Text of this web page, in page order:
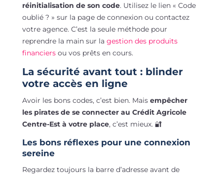
réinitialisation de son code. Utilisez le lien « Code
oublié ? » sur la page de connexion ou contactez
votre agence. C’est la seule méthode pour
reprendre la main sur la gestion des produits
financiersou vos prêts en cours.
La sécurité avant tout : blinder
votre accès en ligne
Avoir les bons codes, c’est bien. Mais empêcher
les pirates de se connecter au Crédit Agricole
Centre-Est à votre place, c’est mieux. 🔐
Les bons réflexes pour une connexion
sereine
Regardez toujours la barre d’adresse avant de